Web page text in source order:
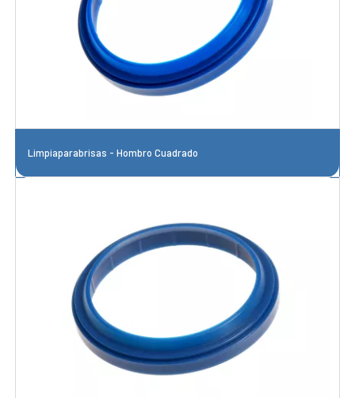
Limpiaparabrisas - Hombro Cuadrado